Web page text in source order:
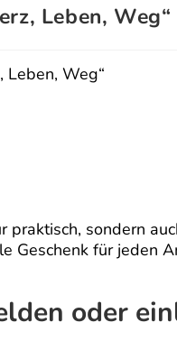
Leben, Weg“
Leben, Weg“
praktisch, sondern
Geschenk für jeden
oder